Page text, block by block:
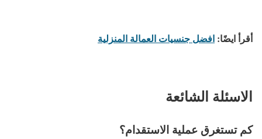
أقرأ ايضًا: افضل جنسيات العمالة المنزلية
الاسئلة الشائعة
كم تستغرق عملية الاستقدام؟